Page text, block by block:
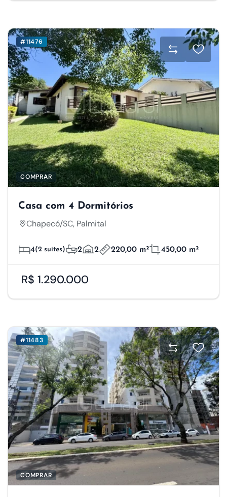
#11476
COMPRAR
Casa com 4 Dormitórios
Chapecó/SC, Palmital
4(2 suítes) 2 2 220,00 m² 450,00 m²
R$ 1.290.000
#11483
COMPRAR